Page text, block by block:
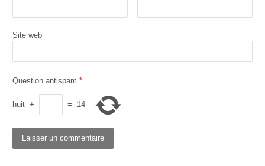
Site web
Question antispam *
huit + = 14